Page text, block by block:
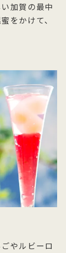
加賀の最中
をかけて、
やルビーロ